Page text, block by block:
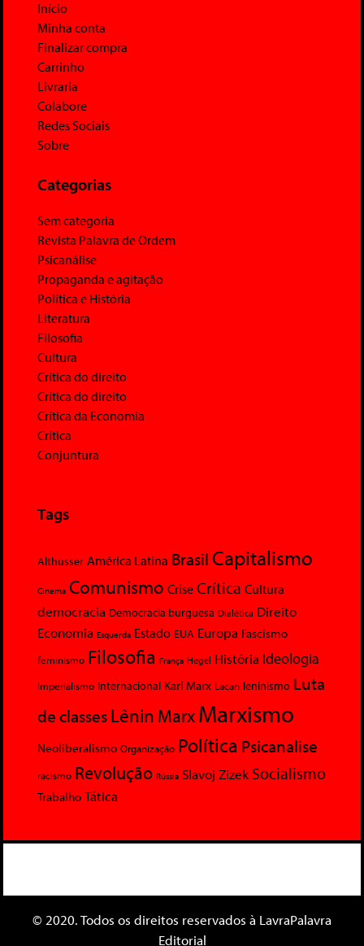
Início
Minha conta
Finalizar compra
Carrinho
Livraria
Colabore
Redes Sociais
Sobre
Categorias
Sem categoria
Revista Palavra de Ordem
Psicanálise
Propaganda e agitação
Política e História
Literatura
Filosofia
Cultura
Crítica do direito
Crítica do direito
Crítica da Economia
Crítica
Conjuntura
Tags
Althusser América Latina Brasil Capitalismo
Cinema Comunismo Crise Crítica Cultura
democracia Democracia burguesa Dialética Direito
Economia Esquerda Estado EUA Europa Fascismo
feminismo Filosofia França Hegel História Ideologia
Imperialismo Internacional Karl Marx Lacan leninismo Luta
de classesLênin MarxMarxismo
Neoliberalismo Organização Política Psicanalise
racismo Revolução Rússia Slavoj Zizek Socialismo
Trabalho Tática
© 2020. Todos os direitos reservados à LavraPalavra
Editorial